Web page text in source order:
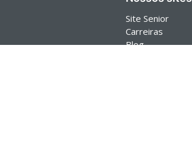
Site Senior
Carreiras
Blog